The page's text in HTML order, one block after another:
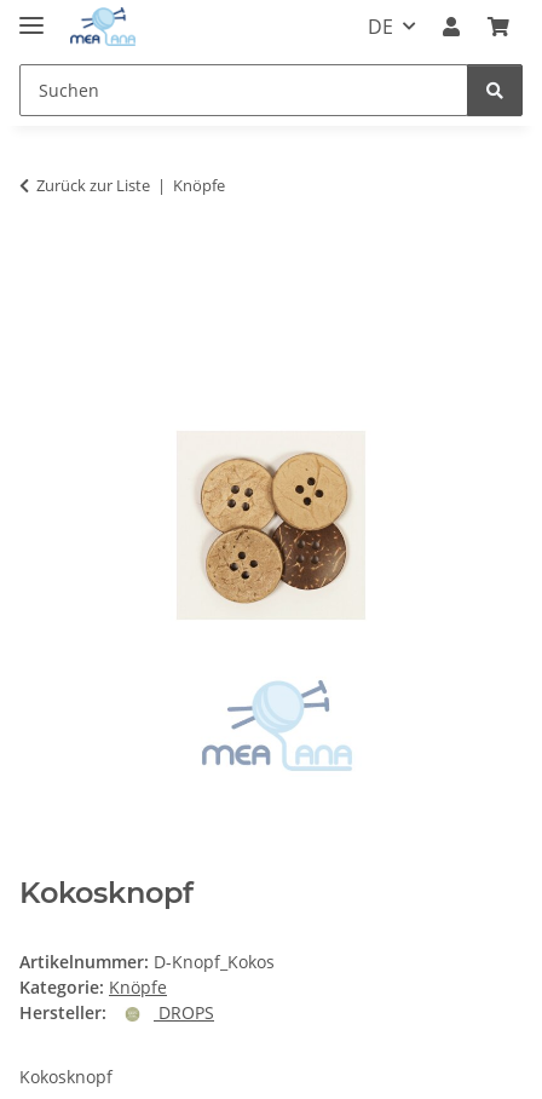
DE
Zurück zur Liste Knöpfe
Kokosknopf
Artikelnummer: D-Knopf_Kokos
Kategorie: Knöpfe
Hersteller:
DROPS
Kokosknopf